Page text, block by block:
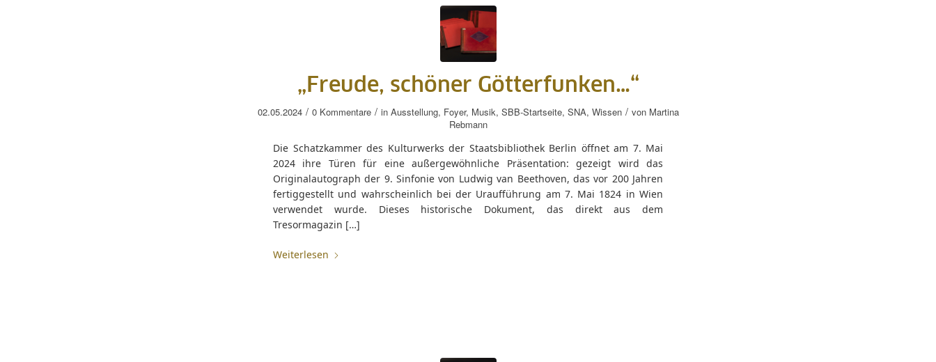
„Freude, schöner Götterfunken…“
02.05.2024 / 0 Kommentare / in Ausstellung, Foyer, Musik, SBB-Startseite, SNA, Wissen / von Martina
Rebmann
Die Schatzkammer des Kulturwerks der Staatsbibliothek Berlin öffnet am 7. Mai
2024 ihre Türen für eine außergewöhnliche Präsentation: gezeigt wird das
Originalautograph der 9. Sinfonie von Ludwig van Beethoven, das vor 200 Jahren
fertiggestellt und wahrscheinlich bei der Uraufführung am 7. Mai 1824 in Wien
verwendet wurde. Dieses historische Dokument, das direkt aus dem
Tresormagazin […]
Weiterlesen